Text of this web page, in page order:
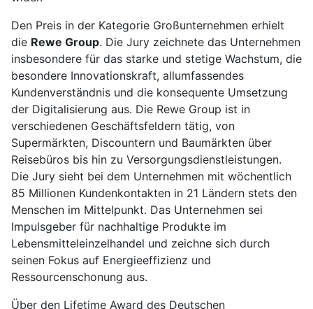
Den Preis in der Kategorie Großunternehmen erhielt
die Rewe Group. Die Jury zeichnete das Unternehmen
insbesondere für das starke und stetige Wachstum, die
besondere Innovationskraft, allumfassendes
Kundenverständnis und die konsequente Umsetzung
der Digitalisierung aus. Die Rewe Group ist in
verschiedenen Geschäftsfeldern tätig, von
Supermärkten, Discountern und Baumärkten über
Reisebüros bis hin zu Versorgungsdienstleistungen.
Die Jury sieht bei dem Unternehmen mit wöchentlich
85 Millionen Kundenkontakten in 21 Ländern stets den
Menschen im Mittelpunkt. Das Unternehmen sei
Impulsgeber für nachhaltige Produkte im
Lebensmitteleinzelhandel und zeichne sich durch
seinen Fokus auf Energieeffizienz und
Ressourcenschonung aus.
Über den Lifetime Award des Deutschen